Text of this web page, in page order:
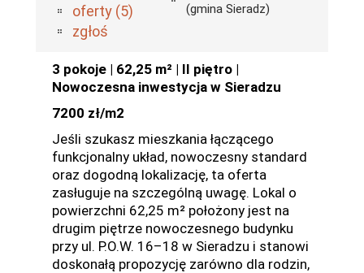
oferty (5)
zgłoś
(gmina Sieradz)
3 pokoje | 62,25 m² | II piętro |
Nowoczesna inwestycja w Sieradzu
7200 zł/m2
Jeśli szukasz mieszkania łączącego
funkcjonalny układ, nowoczesny standard
oraz dogodną lokalizację, ta oferta
zasługuje na szczególną uwagę. Lokal o
powierzchni 62,25 m² położony jest na
drugim piętrze nowoczesnego budynku
przy ul. P.O.W. 16–18 w Sieradzu i stanowi
doskonałą propozycję zarówno dla rodzin,